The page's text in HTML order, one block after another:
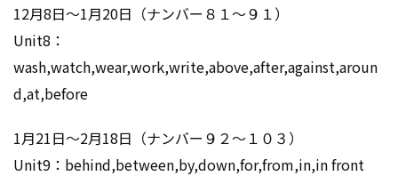
12月8日～1月20日（ナンバー８１～９１）
Unit8：
wash,watch,wear,work,write,above,after,against,aroun
d,at,before
1月21日～2月18日（ナンバー９２～１０３）
Unit9：behind,between,by,down,for,from,in,in front